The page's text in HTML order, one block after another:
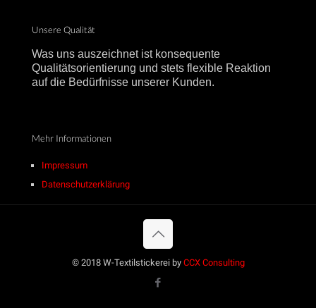
Unsere Qualität
Was uns auszeichnet ist konsequente
Qualitätsorientierung und stets flexible Reaktion
auf die Bedürfnisse unserer Kunden.
Mehr Informationen
Impressum
Datenschutzerklärung
© 2018 W-Textilstickerei by CCX Consulting